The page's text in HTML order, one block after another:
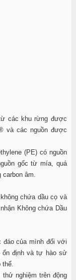
các khu rừng được
và các nguồn được
(PE) có nguồn
gốc từ mía, quá
âm.
chứa dầu cọ và
Không chứa Dầu
đáo của mình đối với
ổn định và tự hào sử
nghiệm trên động